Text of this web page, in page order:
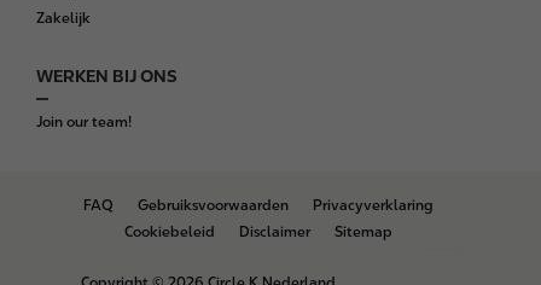
Zakelijk
WERKEN BIJ ONS
Join our team!
FAQ Gebruiksvoorwaarden
Privacyverklaring
Cookiebeleid
Disclaimer Sitemap